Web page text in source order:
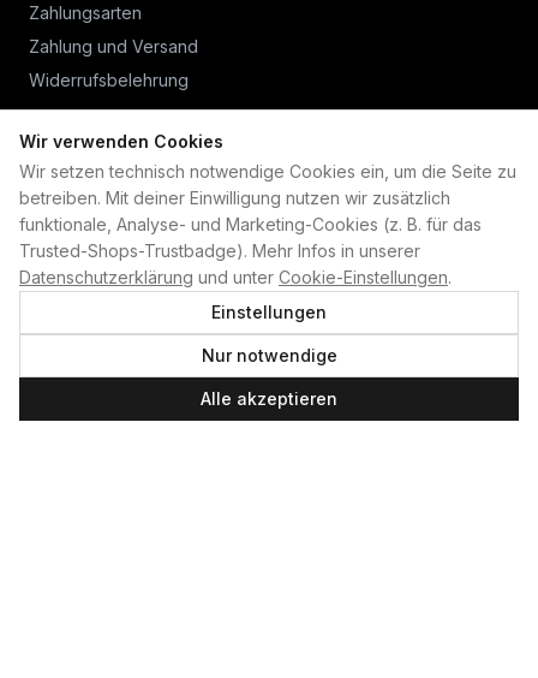
Wir verwenden Cookies
Wir setzen technisch notwendige Cookies ein, um die Seite zu
betreiben. Mit deiner Einwilligung nutzen wir zusätzlich
funktionale, Analyse- und Marketing-Cookies (z. B. für das
Trusted-Shops-Trustbadge). Mehr Infos in unserer
Datenschutzerklärung und unter Cookie-Einstellungen.
Einstellungen
Nur notwendige
Alle akzeptieren
Zahlungsarten
Zahlung und Versand
Widerrufsbelehrung
PLAN B
Home
Kontakt
Impressum
Datenschutzerklärung